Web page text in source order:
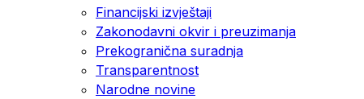
Financijski izvještaji
Zakonodavni okvir i preuzimanja
Prekogranična suradnja
Transparentnost
Narodne novine